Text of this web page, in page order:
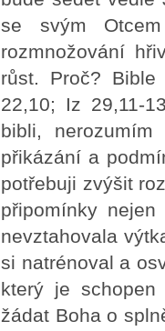
se svým
rozmnožování
růst. Proč?
22,10; Iz 29,11-
bibli,
přikázání a
potřebuji zvýšit
připomínky
nevztahovala
si natrénoval a
který je
žádat Boha o